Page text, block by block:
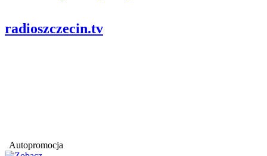
radioszczecin.tv
Autopromocja